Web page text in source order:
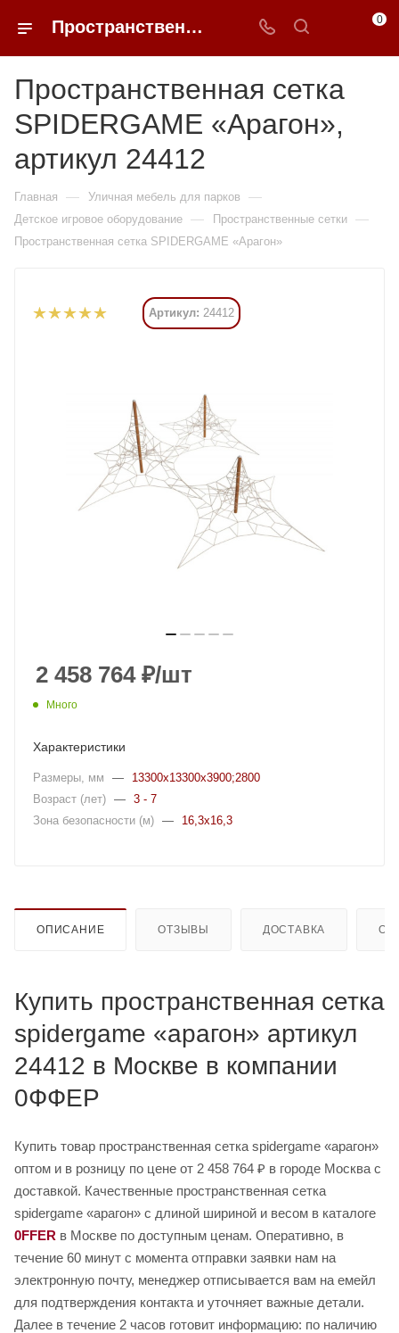
Пространственная сетка SPIDERGAME «Арагон» купить в Москве от 2 235 240 ₽ - 0FFER 0
Пространственная сетка
SPIDERGAME «Арагон»,
артикул 24412
Главная — Уличная мебель для парков —
Детское игровое оборудование — Пространственные сетки —
Пространственная сетка SPIDERGAME «Арагон»
Артикул: 24412
2 458 764₽/шт
Много
Характеристики
Размеры, мм —
13300x13300x3900;2800
Возраст (лет) — 3 - 7
Зона безопасности (м) — 16,3x16,3
ОПИСАНИЕ ОТЗЫВЫ ДОСТАВКА
Купить пространственная сетка
spidergame «арагон» артикул
24412 в Москве в компании
0ФФЕР
Купить товар пространственная сетка spidergame «арагон»
оптом и в розницу по цене от 2 458 764 ₽ в городе Москва с
доставкой. Качественные пространственная сетка
spidergame «арагон» с длиной шириной и весом в каталоге
0FFER в Москве по доступным ценам. Оперативно, в
течение 60 минут с момента отправки заявки нам на
электронную почту, менеджер отписывается вам на емейл
для подтверждения контакта и уточняет важные детали.
Далее в течение 2 часов готовит информацию: по наличию